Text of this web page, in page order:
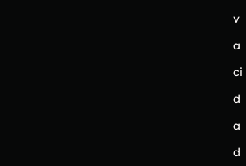
v
a
ci
d
a
d